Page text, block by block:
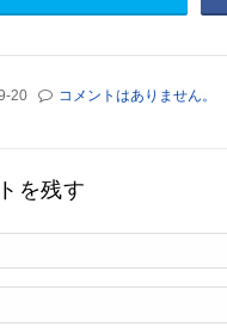
20 コメントはありません。
を残す